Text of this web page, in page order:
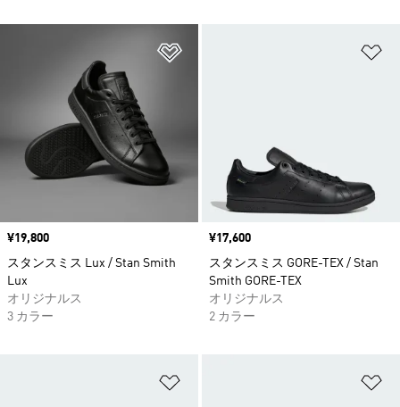
価格
¥19,800
スタンスミス Lux / Stan Smith
Lux
オリジナルス
3 カラー
価格
¥17,600
スタンスミス GORE-TEX / Stan
Smith GORE-TEX
オリジナルス
2 カラー